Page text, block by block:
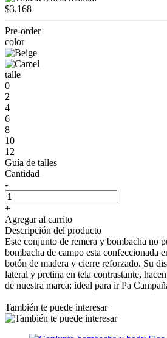
$3.168
Pre-order
color
talle
0
2
4
6
8
10
12
Guía de talles
Cantidad
-
+
Agregar al carrito
Descripción del producto
Este conjunto de remera y bombacha no
bombacha de campo esta confeccionada
botón de madera y cierre reforzado. Su
lateral y pretina en tela contrastante,
de nuestra marca; ideal para ir Pa
También te puede interesar